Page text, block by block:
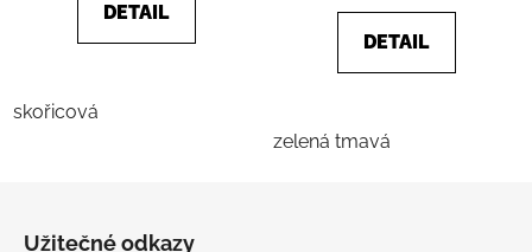
DETAIL
skořicová
5
DETAIL
zelená tmavá
Užitečné odkazy